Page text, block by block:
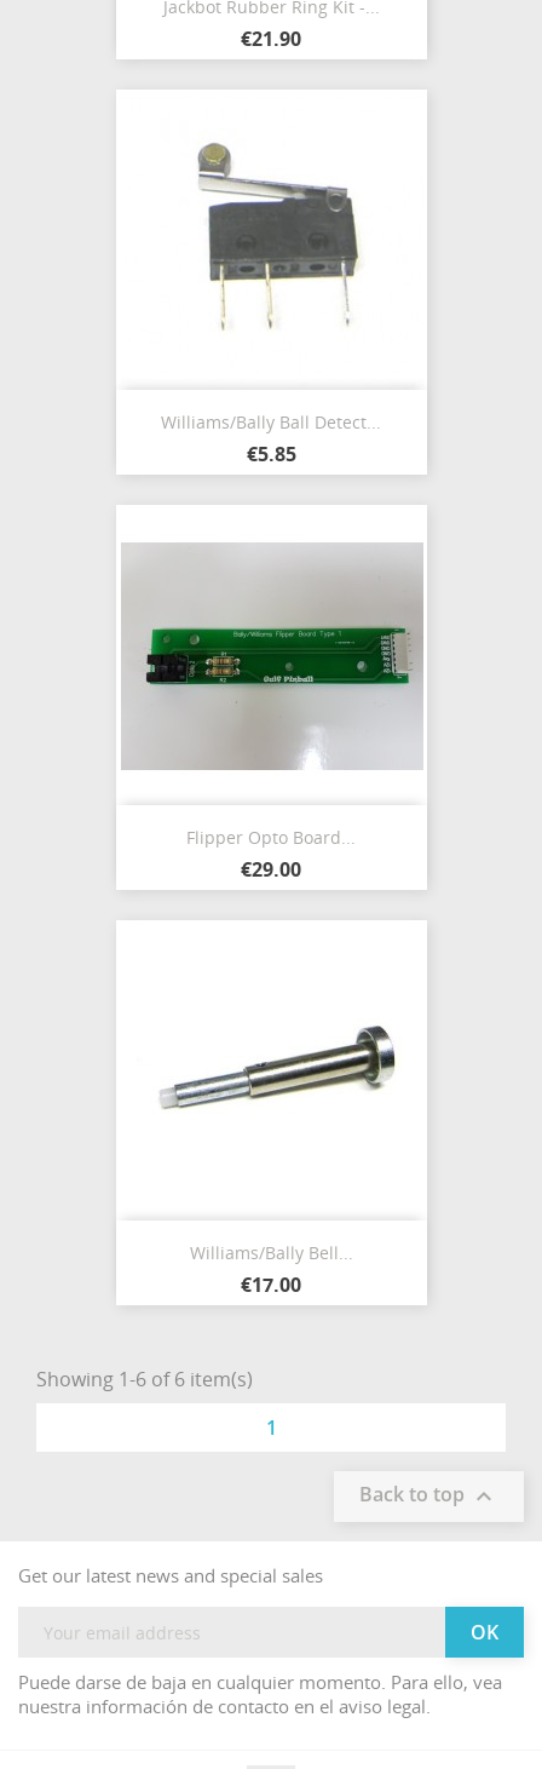
Jackbot Rubber Ring Kit -...
€21.90
Williams/Bally Ball Detect...
€5.85
Flipper Opto Board...
€29.00
Williams/Bally Bell...
€17.00
Showing 1-6 of 6 item(s)
1
Back to top 
Get our latest news and special sales
Puede darse de baja en cualquier momento. Para ello, vea
nuestra información de contacto en el aviso legal.